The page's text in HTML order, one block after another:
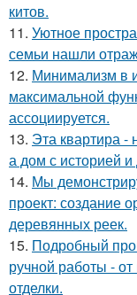
китов.
11. Уютное
семьи нашли
12. Минимализм в
максимальной
ассоциируется.
13. Эта квартира -
а дом с историей
14. Мы
проект: создание
деревянных реек.
15. Подробный
ручной работы -
отделки.